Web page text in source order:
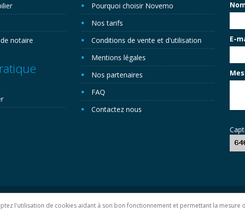
notaire
Pourquoi choisir Novemo
Nos tarifs
Conditions de vente et d'utilisation
Mentions légales
Nos partenaires
FAQ
Contactez nous
E-
l'utilisation de cookies aidant à son bon fonctionnement et permettant la mesure